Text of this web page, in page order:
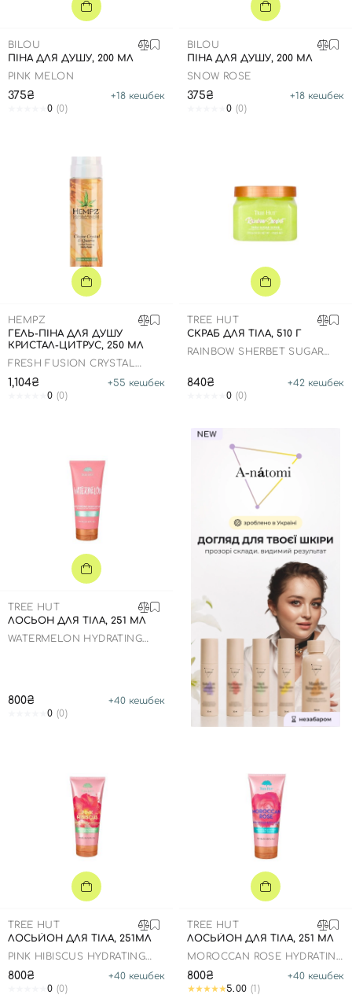
Креми для тіла з SPF
Карбоксітерапія
Бʼюті гаджети
Автозасмага
Спеціальний догляд
Для дітей
Для чоловіків
Засоби для інтимної гігієни
Автозасмага для тіла
BILOU
ПІНА ДЛЯ ДУШУ, 200 МЛ
PINK MELON
375₴ +18 кешбек
0 (0)
BILOU
ПІНА ДЛЯ ДУШУ, 200 МЛ
SNOW ROSE
375₴ +18 кешбек
0 (0)
HEMPZ
ГЕЛЬ-ПІНА ДЛЯ ДУШУ
КРИСТАЛ-ЦИТРУС, 250 МЛ
FRESH FUSION CRYSTAL
HERBAL FOAMING BODY
1,104₴ +55 кешбек
0 (0)
TREE HUT
СКРАБ ДЛЯ ТІЛА, 510 Г
RAINBOW SHERBET SUGAR
840₴ +42 кешбек
0 (0)
TREE HUT
ЛОСЬОН ДЛЯ ТІЛА, 251 МЛ
WATERMELON HYDRATING
800₴ +40 кешбек
0 (0)
TREE HUT
ЛОСЬЙОН ДЛЯ ТІЛА, 251МЛ
PINK HIBISCUS HYDRATING
800₴ +40 кешбек
0 (0)
TREE HUT
ЛОСЬЙОН ДЛЯ ТІЛА, 251 МЛ
MOROCCAN ROSE HYDRATING
800₴ +40 кешбек
5.00 (1)